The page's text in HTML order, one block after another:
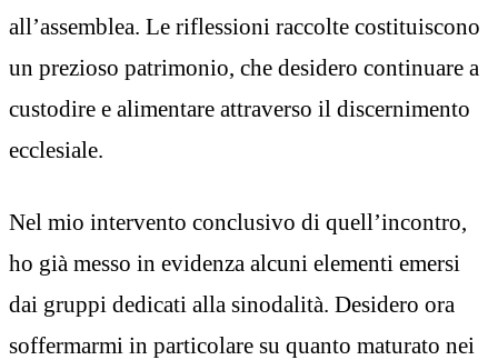
all’assemblea. Le riflessioni raccolte costituiscono
un prezioso patrimonio, che desidero continuare a
custodire e alimentare attraverso il discernimento
ecclesiale.
Nel mio intervento conclusivo di quell’incontro,
ho già messo in evidenza alcuni elementi emersi
dai gruppi dedicati alla sinodalità. Desidero ora
soffermarmi in particolare su quanto maturato nei